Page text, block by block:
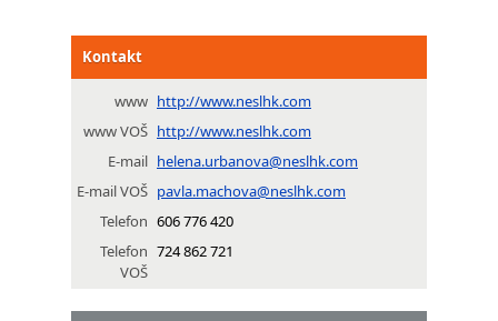
Kontakt
www http://www.neslhk.com
www VOŠ http://www.neslhk.com
E-mail helena.urbanova@neslhk.com
E-mail VOŠ pavla.machova@neslhk.com
Telefon 606 776 420
Telefon
VOŠ
724 862 721